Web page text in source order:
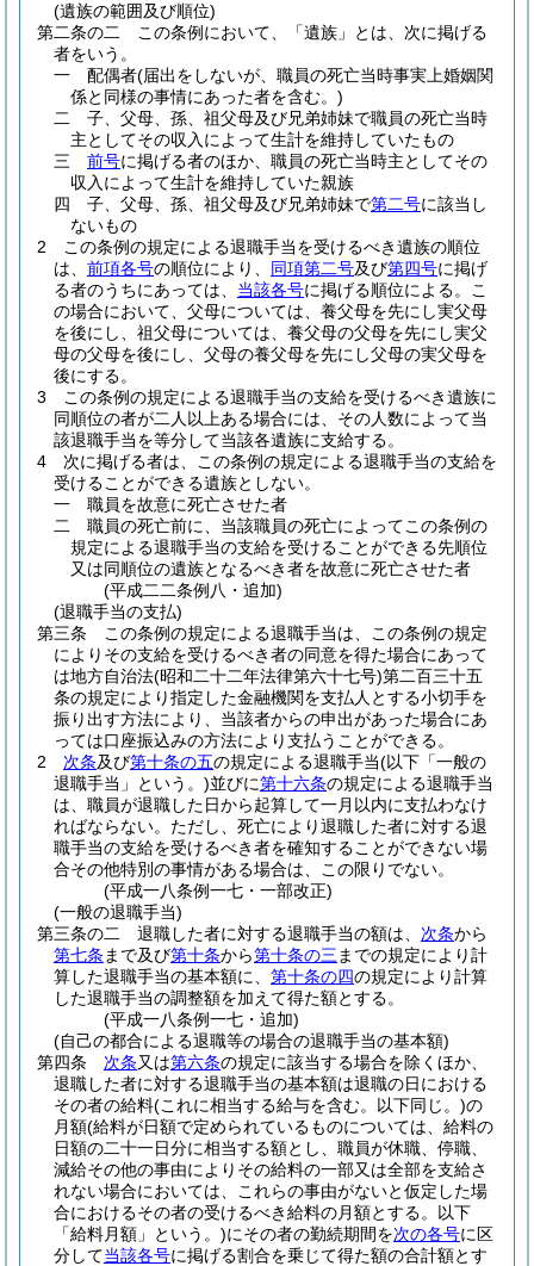
(遺族の範囲及び順位)
第二条の二
この条例において、「遺族」とは、次に掲げる
者をいう。
一
配偶者(届出をしないが、職員の死亡当時事実上婚姻関
係と同様の事情にあった者を含む。)
二
子、父母、孫、祖父母及び兄弟姉妹で職員の死亡当時
主としてその収入によって生計を維持していたもの
三
前号に掲げる者のほか、職員の死亡当時主としてその
収入によって生計を維持していた親族
四
子、父母、孫、祖父母及び兄弟姉妹で第二号に該当し
ないもの
2
この条例の規定による退職手当を受けるべき遺族の順位
は、 前項各号の順位により、 同項第二号及び第四号に掲げ
る者のうちにあっては、 当該各号に掲げる順位による。
こ
の場合において、父母については、養父母を先にし実父母
を後にし、祖父母については、養父母の父母を先にし実父
母の父母を後にし、父母の養父母を先にし父母の実父母を
後にする。
3
この条例の規定による退職手当の支給を受けるべき遺族に
同順位の者が二人以上ある場合には、その人数によって当
該退職手当を等分して当該各遺族に支給する。
4
次に掲げる者は、この条例の規定による退職手当の支給を
受けることができる遺族としない。
一
職員を故意に死亡させた者
二
職員の死亡前に、当該職員の死亡によってこの条例の
規定による退職手当の支給を受けることができる先順位
又は同順位の遺族となるべき者を故意に死亡させた者
(平成二二条例八・追加)
(退職手当の支払)
第三条
この条例の規定による退職手当は、この条例の規定
によりその支給を受けるべき者の同意を得た場合にあって
は地方自治法(昭和二十二年法律第六十七号)第二百三十五
条の規定により指定した金融機関を支払人とする小切手を
振り出す方法により、当該者からの申出があった場合にあ
っては口座振込みの方法により支払うことができる。
2
次条及び第十条の五の規定による退職手当(以下「一般の
退職手当」という。)並びに第十六条の規定による退職手当
は、職員が退職した日から起算して一月以内に支払わなけ
ればならない。 ただし、死亡により退職した者に対する退
職手当の支給を受けるべき者を確知することができない場
合その他特別の事情がある場合は、この限りでない。
(平成一八条例一七・一部改正)
(一般の退職手当)
第三条の二
退職した者に対する退職手当の額は、 次条から
第七条 まで及び第十条から第十条の三 までの規定により計
算した退職手当の基本額に、 第十条の四の規定により計算
した退職手当の調整額を加えて得た額とする。
(平成一八条例一七・追加)
(自己の都合による退職等の場合の退職手当の基本額)
第四条
次条又は第六条の規定に該当する場合を除くほか、
退職した者に対する退職手当の基本額は退職の日における
その者の給料(これに相当する給与を含む。以下同じ。)の
月額(給料が日額で定められているものについては、給料の
日額の二十一日分に相当する額とし、職員が休職、停職、
減給その他の事由によりその給料の一部又は全部を支給さ
れない場合においては、これらの事由がないと仮定した場
合におけるその者の受けるべき給料の月額とする。以下
「給料月額」という。)にその者の勤続期間を次の各号に区
分して当該各号に掲げる割合を乗じて得た額の合計額とす